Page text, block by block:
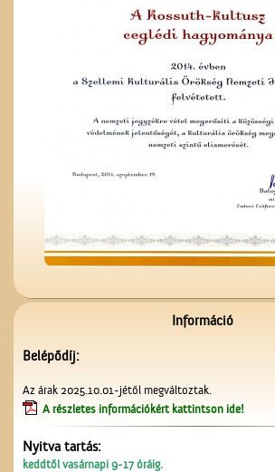
Képeslapok, képeslapok,
képeslapok…
Arany…
Lelkünknek szent
szerzeménye
Információ
Belépődíj:
Az árak 2025.10.01-jétől megváltoztak.
A részletes információkért kattintson ide!
Nyitva tartás:
keddtől vasárnapi 9-17 óráig.